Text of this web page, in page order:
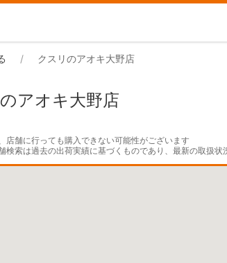
クスリのアオキ大野店
アオキ大野店
店舗に行っても購入できない可能性がございます
検索は過去の出荷実績に基づくものであり、最新の取扱